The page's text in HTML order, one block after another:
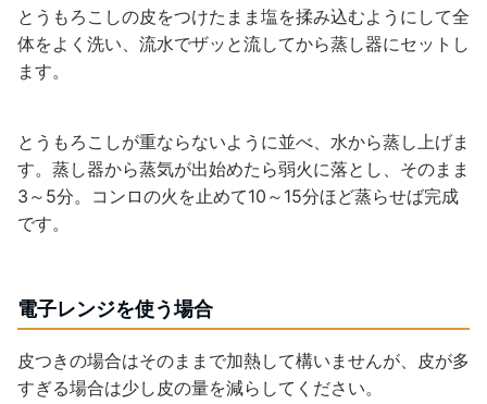
とうもろこしの皮をつけたまま塩を揉み込むようにして全
体をよく洗い、流水でザッと流してから蒸し器にセットし
ます。
とうもろこしが重ならないように並べ、水から蒸し上げま
す。蒸し器から蒸気が出始めたら弱火に落とし、そのまま
3～5分。コンロの火を止めて10～15分ほど蒸らせば完成
です。
電子レンジを使う場合
皮つきの場合はそのままで加熱して構いませんが、皮が多
すぎる場合は少し皮の量を減らしてください。